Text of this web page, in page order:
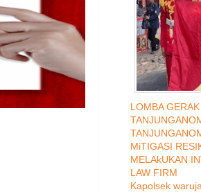
LOMBA
MiTIGASI
MELAkUKAN
LAW FIRM
Kapolsek